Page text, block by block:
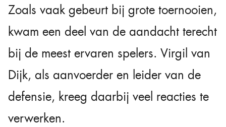
Zoals vaak gebeurt bij grote toernooien,
kwam een deel van de aandacht terecht
bij de meest ervaren spelers. Virgil van
Dijk, als aanvoerder en leider van de
defensie, kreeg daarbij veel reacties te
verwerken.